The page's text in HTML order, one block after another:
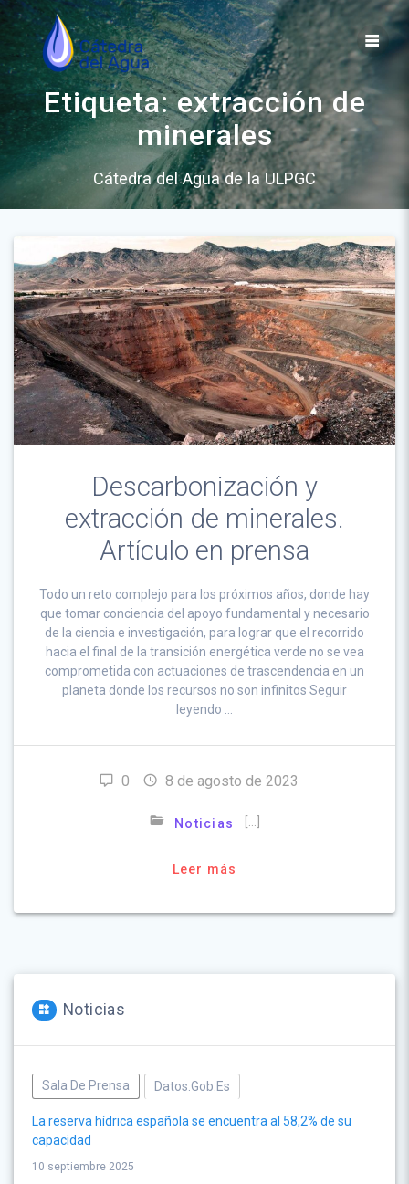
Saltar
al
contenido
Etiqueta:extracción de
minerales
Cátedra del Agua de la ULPGC
Descarbonización y
extracción de minerales.
Artículo en prensa
Todo un reto complejo para los próximos años, donde hay
que tomar conciencia del apoyo fundamental y necesario
de la ciencia e investigación, para lograr que el recorrido
hacia el final de la transición energética verde no se vea
comprometida con actuaciones de trascendencia en un
planeta donde los recursos no son infinitos Seguir
leyendo …
0 8 de agosto de 2023
Noticias […]
Leer más
Noticias
Sala De Prensa Datos.gob.es
La reserva hídrica española se encuentra al 58,2% de su
capacidad
10 septiembre 2025